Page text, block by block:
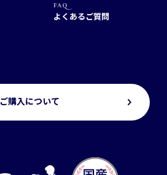
FAQ
よくあるご質問
ご購入について